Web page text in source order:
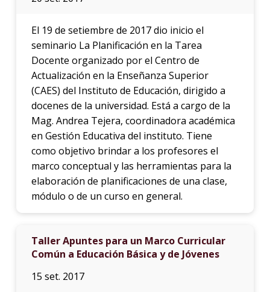
El 19 de setiembre de 2017 dio inicio el
seminario La Planificación en la Tarea
Docente organizado por el Centro de
Actualización en la Enseñanza Superior
(CAES) del Instituto de Educación, dirigido a
docenes de la universidad. Está a cargo de la
Mag. Andrea Tejera, coordinadora académica
en Gestión Educativa del instituto. Tiene
como objetivo brindar a los profesores el
marco conceptual y las herramientas para la
elaboración de planificaciones de una clase,
módulo o de un curso en general.
Taller Apuntes para un Marco Curricular
Común a Educación Básica y de Jóvenes
15 set. 2017